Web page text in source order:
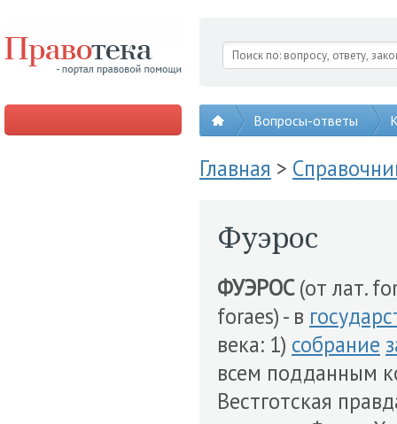
Вопросы-ответы
Главная >
Фуэрос
ФУЭРОС(от лат.
foraes) - в
века: 1) собрание
всем подданным
Вестготская